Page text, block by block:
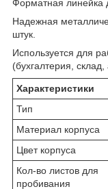
Форматная линейка
Надежная
штук.
Используется для
(бухгалтерия, склад,
Характеристики
Тип
Материал корпуса
Цвет корпуса
Кол-во листов для
пробивания